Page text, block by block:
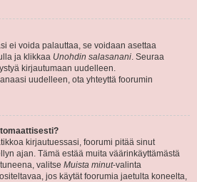
ei voida palauttaa, se voidaan asettaa
ja klikkaa Unohdin salasanani. Seuraa
kirjautumaan uudelleen.
uudelleen, ota yhteyttä foorumin
kirjautuessasi, foorumi pitää sinut
ajan. Tämä estää muita väärinkäyttämästä
valitse Muista minut-valinta
jos käytät foorumia jaetulta koneelta,